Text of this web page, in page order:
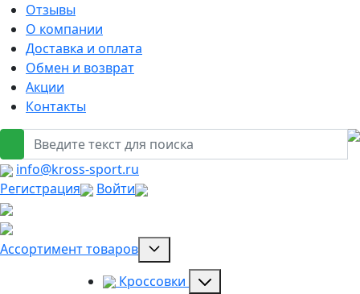
Отзывы
О компании
Доставка и оплата
Обмен и возврат
Акции
Контакты
info@kross-sport.ru
Регистрация
Войти
Ассортимент товаров
Кроссовки